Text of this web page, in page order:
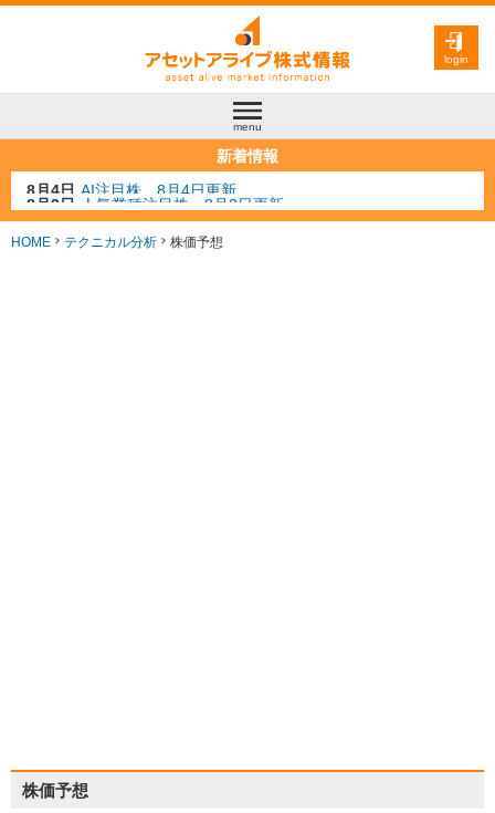
login
menu
新着情報
8月3日 人気業種注目株 8月3日更新
8月2日 金融注目株 8月2日更新
7月29日 日経225シグナル点灯
HOME テクニカル分析 株価予想
株価予想